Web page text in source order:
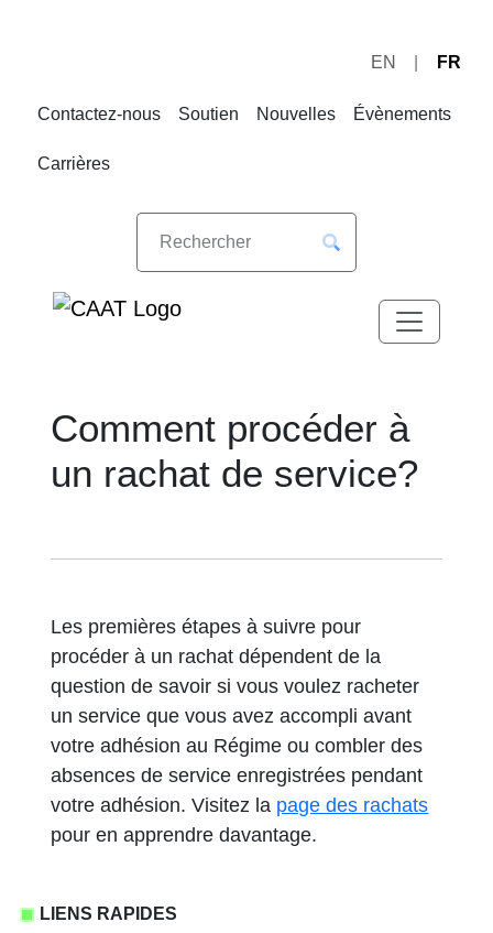
navigation
EN FR
Contactez-nous Soutien Nouvelles Évènements
Carrières
Comment procéder à
un rachat de service?
Les premières étapes à suivre pour
procéder à un rachat dépendent de la
question de savoir si vous voulez racheter
un service que vous avez accompli avant
votre adhésion au Régime ou combler des
absences de service enregistrées pendant
votre adhésion. Visitez la page des rachats
pour en apprendre davantage.
LIENS RAPIDES